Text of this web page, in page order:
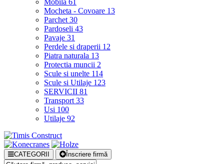
Mobila 61
Mocheta - Covoare 13
Parchet 30
Pardoseli 43
Pavaje 31
Perdele si draperii 12
Piatra naturala 13
Protectia muncii 2
Scule si unelte 114
Scule si Utilaje 123
SERVICII 81
Transport 33
Usi 100
Utilaje 92
CATEGORII Înscriere firmă